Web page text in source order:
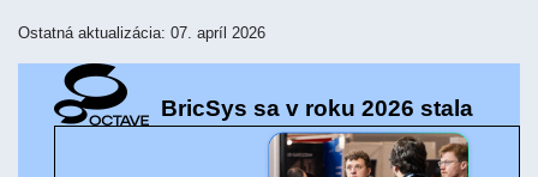
Ostatná aktualizácia: 07. apríl 2026
BricSys sa v roku 2026 stala